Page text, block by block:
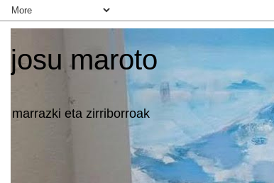
josu maroto
marrazki eta zirriborroak